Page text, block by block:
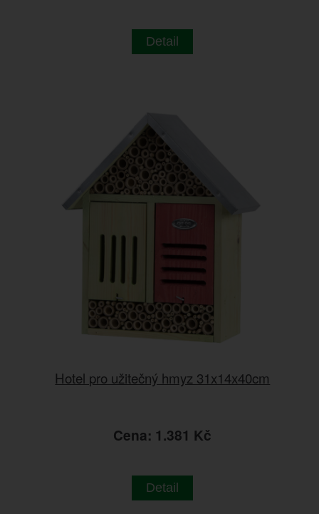
Detail
Hotel pro užitečný hmyz 31x14x40cm
Cena: 1.381 Kč
Detail